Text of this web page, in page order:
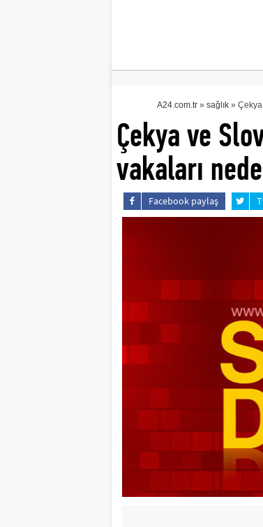
Çekya ve
vakaları
A24.com.tr» sağlık» Çekya
Facebook paylaş